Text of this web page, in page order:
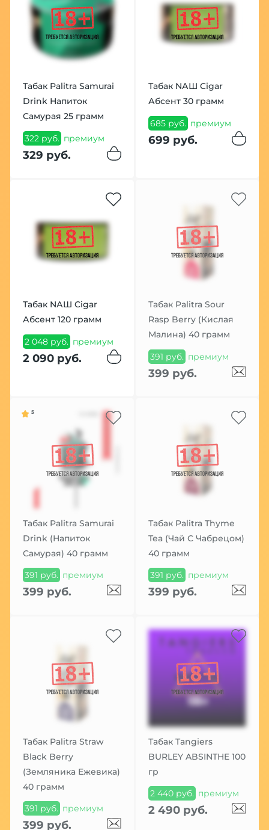
Табак Palitra Samurai
Drink Напиток
Самурая 25 грамм
322 руб. премиум
329 руб.
Табак NАШ Cigar
Абсент 30 грамм
685 руб. премиум
699 руб.
Табак NАШ Cigar
Абсент 120 грамм
2 048 руб. премиум
2 090 руб.
Табак Palitra Sour
Rasp Berry (Кислая
Малина) 40 грамм
391 руб. премиум
399 руб.
5
Табак Palitra Samurai
Drink (Напиток
Самурая) 40 грамм
391 руб. премиум
399 руб.
Табак Palitra Thyme
Tea (Чай С Чабрецом)
40 грамм
391 руб. премиум
399 руб.
Табак Palitra Straw
Black Berry
(Земляника Ежевика)
40 грамм
391 руб. премиум
399 руб.
Табак Tangiers
BURLEY ABSINTHE 100
гр
2 440 руб. премиум
2 490 руб.